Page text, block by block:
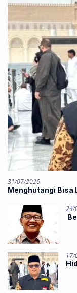
31/07/2026
Menghutangi Bisa
24/